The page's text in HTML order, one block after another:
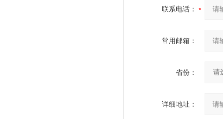
联系电话：
常用邮箱：
省份：
详细地址：